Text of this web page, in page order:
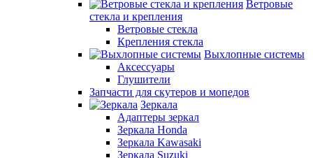
Ветровые
стекла и крепления
Ветровые стекла
Крепления стекла
Выхлопные системы
Аксессуары
Глушители
Запчасти для скутеров и мопедов
Зеркала
Адаптеры зеркал
Зеркала Honda
Зеркала Kawasaki
Зеркала Suzuki